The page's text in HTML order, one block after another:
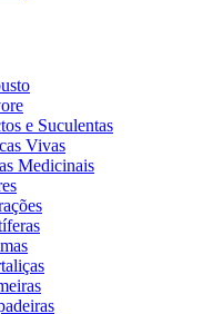
e Suculentas
Vivas
Medicinais